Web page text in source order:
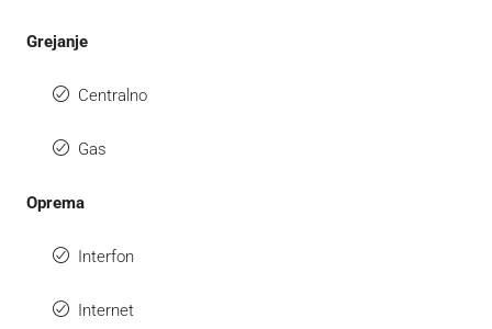
Grejanje
Centralno
Gas
Oprema
Interfon
Internet